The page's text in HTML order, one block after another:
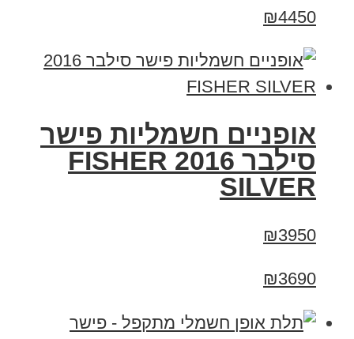
₪4450
אופניים חשמליות פישר
סילבר 2016 FISHER
SILVER
₪3950
₪3690